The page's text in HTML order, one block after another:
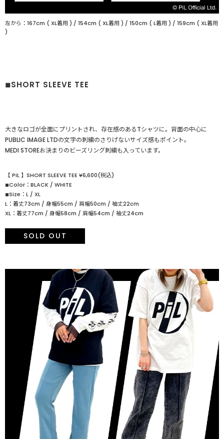
左から：167cm ( XL着用 ) / 154cm ( XL着用 ) / 150cm ( L着用 ) / 159cm ( XL着用
)
◾︎SHORT SLEEVE TEE
大きなロゴが全面にプリントされ、存在感のあるTシャツに。背面の中心に
PUBLIC IMAGE LTDの文字の刺繍のさりげないサイズ感もポイント。
MEDI STOREお決まりのビーズリング刺繍も入っています。
【 PiL 】SHORT SLEEVE TEE ¥6,600(税込)
◾︎Color：BLACK / WHITE
◾︎Size：L / XL
L：着丈73cm / 身幅55cm / 肩幅50cm / 袖丈22cm
XL：着丈77cm / 身幅58cm / 肩幅54cm / 袖丈24cm
SOLD OUT